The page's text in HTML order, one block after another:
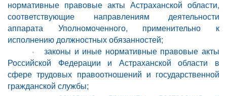
нормативные правовые акты Астраханской области,
соответствующие направлениям деятельности
аппарата Уполномоченного, применительно к
исполнению должностных обязанностей;
· законы и иные нормативные правовые акты
Российской Федерации и Астраханской области в
сфере трудовых правоотношений и государственной
гражданской службы;